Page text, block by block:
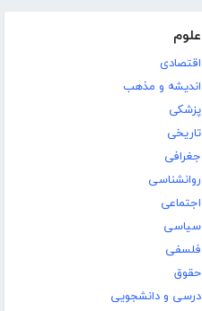
علوم
اقتصادی
اندیشه و مذهب
پزشکی
تاریخی
جغرافی
روانشناسی
اجتماعی
سیاسی
فلسفی
حقوق
درسی و دانشجویی